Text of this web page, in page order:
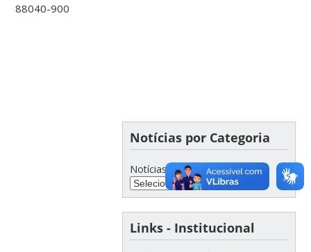
88040-900
Notícias por Categoria
Notícias por Categoria
Links - Institucional